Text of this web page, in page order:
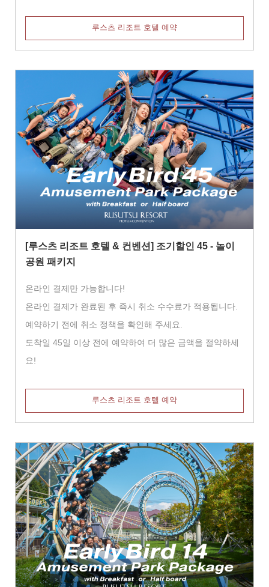
루스츠 리조트 호텔 예약
[루스츠 리조트 호텔 & 컨벤션] 조기할인 45 - 놀이
공원 패키지
온라인 결제만 가능합니다!
온라인 결제가 완료된 후 즉시 취소 수수료가 적용됩니다.
예약하기 전에 취소 정책을 확인해 주세요.
도착일 45일 이상 전에 예약하여 더 많은 금액을 절약하세
요!
루스츠 리조트 호텔 예약